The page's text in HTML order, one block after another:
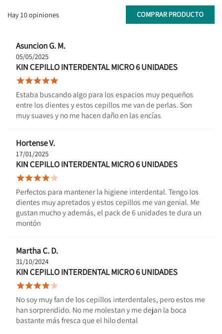
Hay 10 opiniones COMPRAR PRODUCTO
Asuncion G. M.
05/05/2025
KIN CEPILLO INTERDENTAL MICRO 6 UNIDADES

Estaba buscando algo para los espacios muy pequeños
entre los dientes y estos cepillos me van de perlas. Son
muy suaves y no me hacen daño en las encías
Hortense V.
17/01/2025
KIN CEPILLO INTERDENTAL MICRO 6 UNIDADES

Perfectos para mantener la higiene interdental. Tengo los
dientes muy apretados y estos cepillos me van genial. Me
gustan mucho y además, el pack de 6 unidades te dura un
montón
Martha C. D.
31/10/2024
KIN CEPILLO INTERDENTAL MICRO 6 UNIDADES

No soy muy fan de los cepillos interdentales, pero estos me
han sorprendido. No me molestan y me dejan la boca
bastante más fresca que el hilo dental